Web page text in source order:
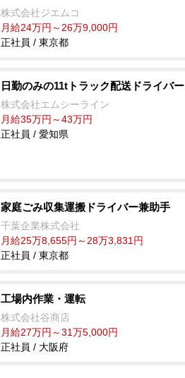
株式会社ジエムコ
月給24万円～26万9,000円
正社員 / 東京都
日勤のみの11tトラック配送ドライバー
株式会社エムシーライン
月給35万円～43万円
正社員 / 愛知県
家庭ごみ収集運搬ドライバー兼助手
千葉企業株式会社
月給25万8,655円～28万3,831円
正社員 / 東京都
工場内作業・運転
株式会社谷商店
月給27万円～31万5,000円
正社員 / 大阪府